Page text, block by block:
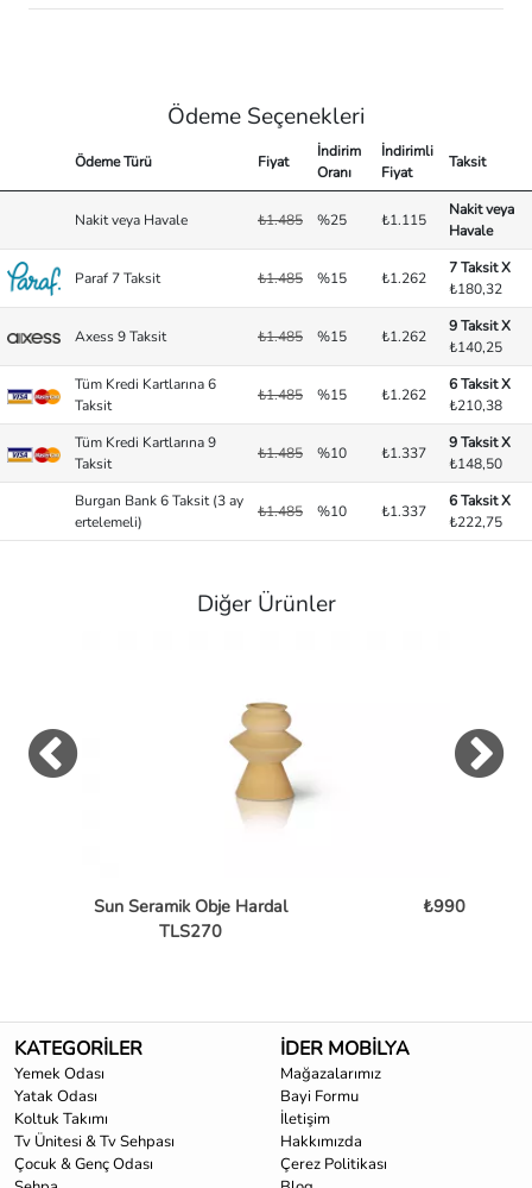
Ödeme Seçenekleri
Ödeme Türü Fiyat
İndirim
Oranı
İndirimli
Fiyat
Taksit
Nakit veya Havale ₺1.485 %25 ₺1.115
Nakit veya
Havale
Paraf 7 Taksit ₺1.485 %15 ₺1.262
7 Taksit X
₺180,32
Axess 9 Taksit ₺1.485 %15 ₺1.262
9 Taksit X
₺140,25
Tüm Kredi Kartlarına 6
Taksit
₺1.485 %15 ₺1.262
6 Taksit X
₺210,38
Tüm Kredi Kartlarına 9
Taksit
₺1.485 %10 ₺1.337
9 Taksit X
₺148,50
Burgan Bank 6 Taksit (3 ay
ertelemeli)
₺1.485 %10 ₺1.337
6 Taksit X
₺222,75
Diğer Ürünler
Sun Seramik Obje Hardal
TLS270
₺990
KATEGORİLER
Yemek Odası
Yatak Odası
Koltuk Takımı
Tv Ünitesi & Tv Sehpası
Çocuk & Genç Odası
İDER MOBİLYA
Mağazalarımız
Bayi Formu
İletişim
Hakkımızda
Çerez Politikası